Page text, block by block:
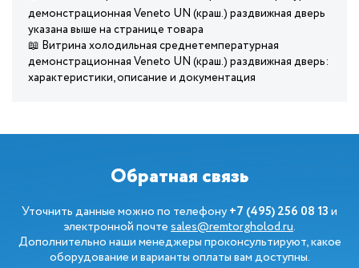
демонстрационная Veneto UN (краш.) раздвижная дверь
указана выше на странице товара
📖 Витрина холодильная среднетемпературная
демонстрационная Veneto UN (краш.) раздвижная дверь:
характеристики, описание и документация
Обратная связь
Уточнить данные можно по телефону+7 (495) 256 08 13и
электронной почтеsales@remtorgholod.ru.
Дополнительно наши менеджеры проконсультируют, какое
оборудование и варианты оплаты вам доступны.